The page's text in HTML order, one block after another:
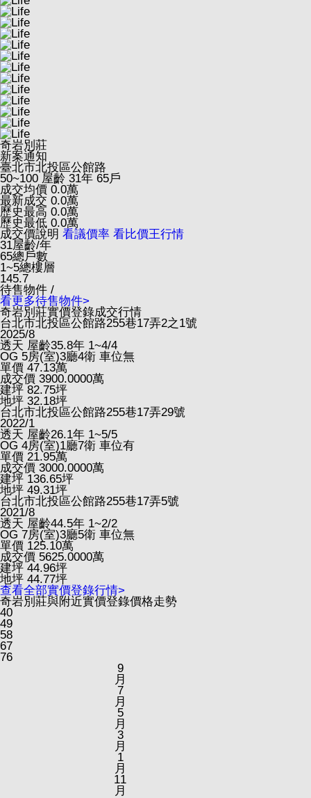
奇岩別莊
新案通知
臺北市北投區公館路
50~100 屋齡 31年 65戶
成交均價 0.0萬
最新成交 0.0萬
歷史最高 0.0萬
歷史最低 0.0萬
成交價說明 看議價率 看比價王行情
31屋齡/年
65總戶數
1~5總樓層
145.7
待售物件 /
看更多待售物件>
奇岩別莊實價登錄成交行情
台北市北投區公館路255巷17弄2之1號
2025/8
透天 屋齡35.8年 1~4/4
OG 5房(室)3廳4衛 車位無
單價 47.13萬
成交價 3900.0000萬
建坪 82.75坪
地坪 32.18坪
台北市北投區公館路255巷17弄29號
2022/1
透天 屋齡26.1年 1~5/5
OG 4房(室)1廳7衛 車位有
單價 21.95萬
成交價 3000.0000萬
建坪 136.65坪
地坪 49.31坪
台北市北投區公館路255巷17弄5號
2021/8
透天 屋齡44.5年 1~2/2
OG 7房(室)3廳5衛 車位無
單價 125.10萬
成交價 5625.0000萬
建坪 44.96坪
地坪 44.77坪
查看全部實價登錄行情>
奇岩別莊與附近實價登錄價格走勢
40
49
58
67
76
9
月
7
月
5
月
3
月
1
月
11
月